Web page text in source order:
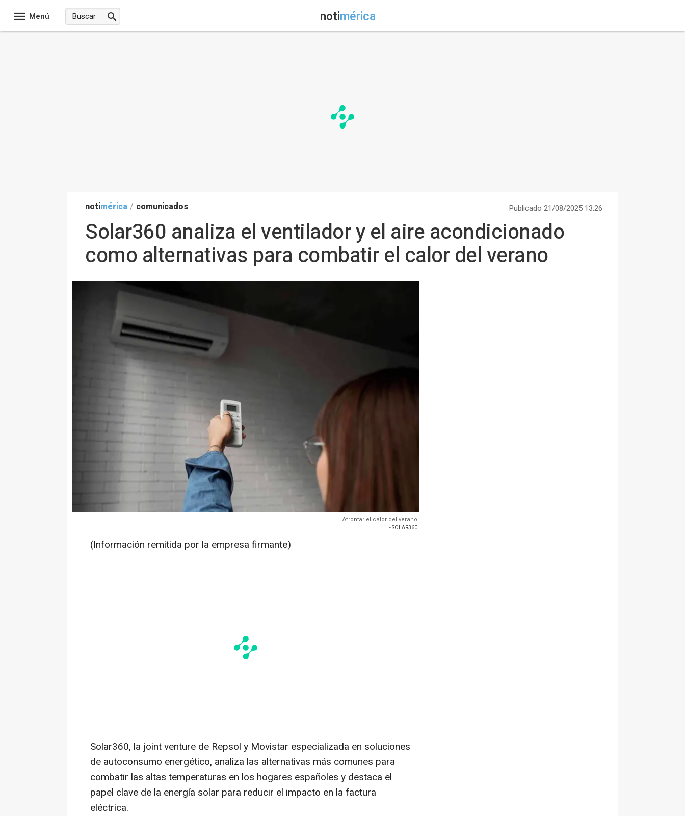
Menú notimérica
notimérica / comunicados Publicado 21/08/2025 13:26
Solar360 analiza el ventilador y el aire acondicionado
como alternativas para combatir el calor del verano
Afrontar el calor del verano.
- SOLAR360.
(Información remitida por la empresa firmante)
Solar360, la joint venture de Repsol y Movistar especializada en soluciones
de autoconsumo energético, analiza las alternativas más comunes para
combatir las altas temperaturas en los hogares españoles y destaca el
papel clave de la energía solar para reducir el impacto en la factura
eléctrica.